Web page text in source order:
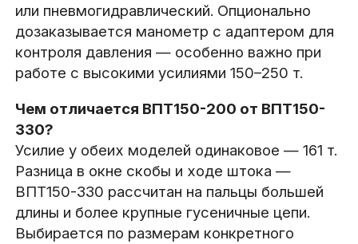
или пневмогидравлический. Опционально
дозаказывается манометр с адаптером для
контроля давления — особенно важно при
работе с высокими усилиями 150–250 т.
Чем отличается ВПТ150-200 от ВПТ150-
330?
Усилие у обеих моделей одинаковое — 161 т.
Разница в окне скобы и ходе штока —
ВПТ150-330 рассчитан на пальцы большей
длины и более крупные гусеничные цепи.
Выбирается по размерам конкретного